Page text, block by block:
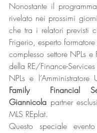
Nonostante il
rivelato nei prossimi
che tra i relatori previsti
Frigerio, esperto
complesso settore NPLs e
della RE/Finance-
NPLs e
Family  Financial
Giannicola partner
MLS REplat.
Questo speciale